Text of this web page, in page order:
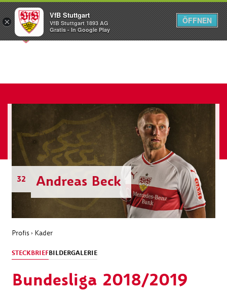
Menü
32 Andreas Beck
Profis › Kader
STECKBRIEFBILDERGALERIE
Bundesliga 2018/2019
×
VfB Stuttgart
VfB Stuttgart 1893 AG
Gratis - In Google Play
ÖFFNEN